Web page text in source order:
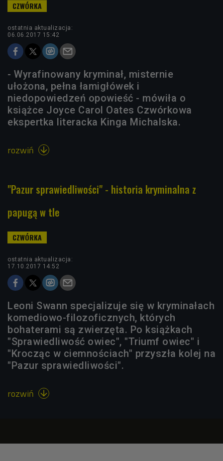
ostatnia aktualizacja:
06.06.2017 15:42
- Wyrafinowany kryminał, misternie
ułożona, pełna łamigłówek i
niedopowiedzeń opowieść - mówiła o
książce Joyce Carol Oates Czwórkowa
ekspertka literacka Kinga Michalska.
rozwiń 
"Pazur sprawiedliwości" - historia kryminalna z
papugą w tle
ostatnia aktualizacja:
17.10.2017 14:52
Leoni Swann specjalizuje się w kryminałach
komediowo-filozoficznych, których
bohaterami są zwierzęta. Po książkach
"Sprawiedliwość owiec", "Triumf owiec" i
"Krocząc w ciemnościach" przyszła kolej na
"Pazur sprawiedliwości".
rozwiń 